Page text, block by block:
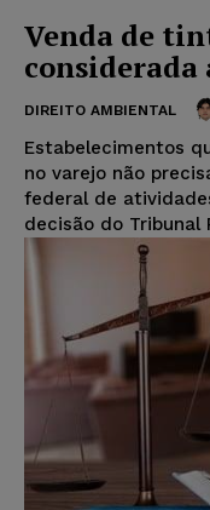
Venda de
DIREITO AMBIENTAL
Estabelecimentos
no varejo não
federal de
decisão do Tribunal